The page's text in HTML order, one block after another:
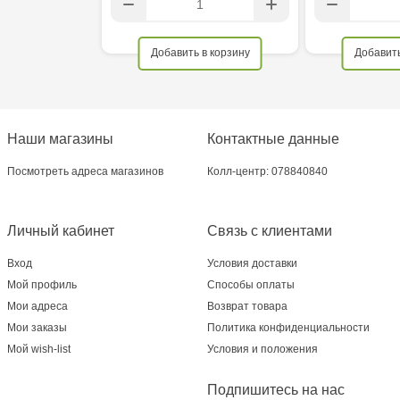
Добавить в корзину
Наши магазины
Посмотреть адреса магазинов
Связь с клиентами
Условия доставки
Способы оплаты
Возврат товара
Политика конфиденциальности
Условия и положения
Личный кабинет
Вход
Мой профиль
Мои адреса
Мои заказы
Мой wish-list
Контактные данные
Колл-центр: 078840840
Подпишитесь на нас